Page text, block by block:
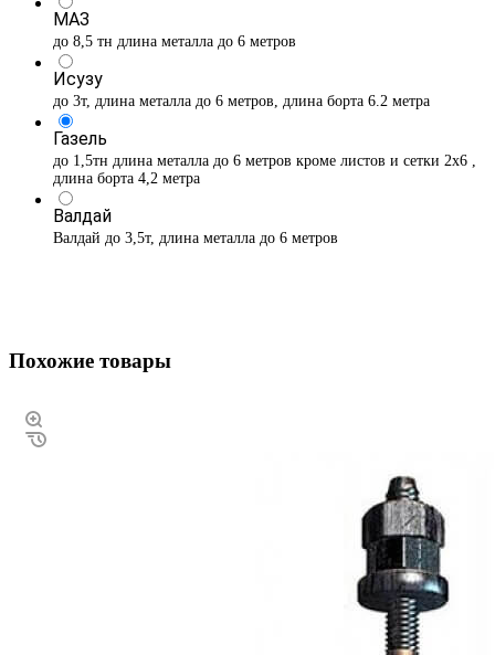
МАЗ
до 8,5 тн длина металла до 6 метров
Исузу
до 3т, длина металла до 6 метров, длина борта 6.2 метра
Газель
до 1,5тн длина металла до 6 метров кроме листов и сетки 2х6 ,
длина борта 4,2 метра
Валдай
Валдай до 3,5т, длина металла до 6 метров
Похожие товары